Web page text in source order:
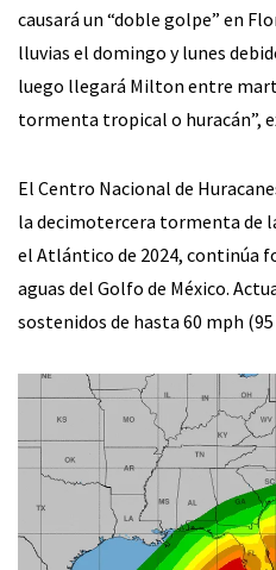
causará un “doble golpe” en
lluvias el domingo y lunes
luego llegará Milton entre
tormenta tropical o huracán”,
El Centro Nacional de
la decimotercera tormenta de
el Atlántico de 2024, continúa
aguas del Golfo de México.
sostenidos de hasta 60 mph